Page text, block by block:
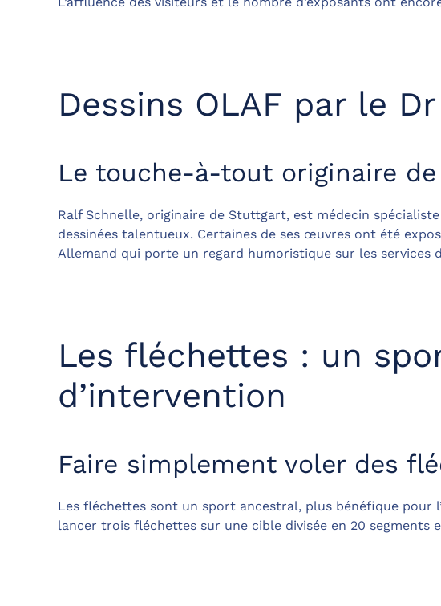
Dessins OLAF par le
Le touche-à-tout originaire de
Ralf Schnelle, originaire de Stuttgart, est médecin
dessinées talentueux. Certaines de ses œuvres ont été
Allemand qui porte un regard humoristique sur les services
Les fléchettes : un
d’intervention
Faire simplement voler des
Les fléchettes sont un sport ancestral, plus bénéfique pour
lancer trois fléchettes sur une cible divisée en 20 segments